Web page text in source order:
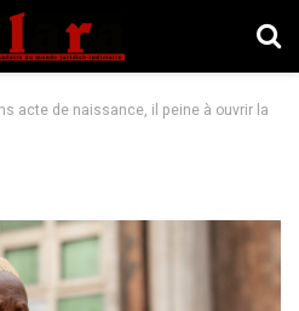
acte de naissance, il peine à ouvrir la